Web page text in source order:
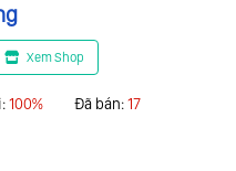
Xem Shop
100% Đã bán:17